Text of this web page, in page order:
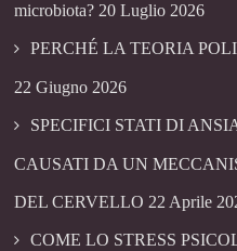
microbiota? 20 Luglio 2026
PERCHÉ LA TEORIA
22 Giugno 2026
SPECIFICI STATI DI
CAUSATI DA UN
DEL CERVELLO 22 Aprile
COME LO STRESS